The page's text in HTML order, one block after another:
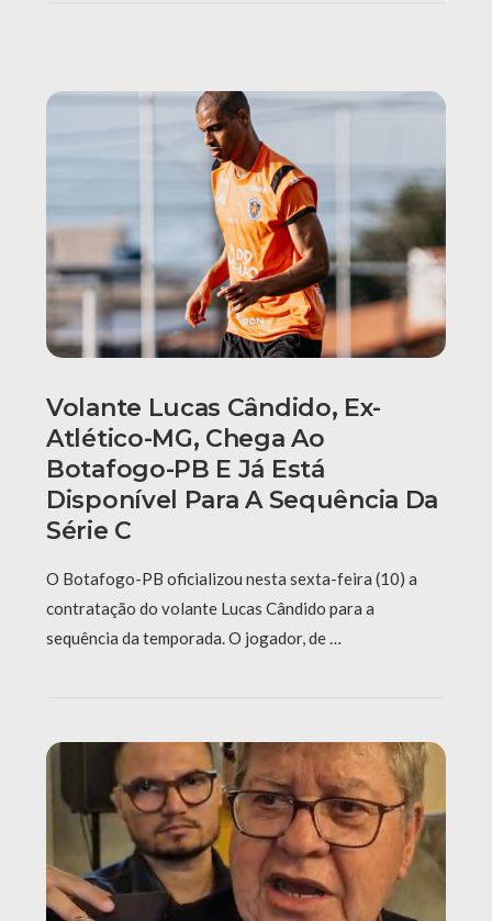
Volante Lucas Cândido, Ex-
Atlético-MG, Chega Ao
Botafogo-PB E Já Está
Disponível Para A Sequência Da
Série C
O Botafogo-PB oficializou nesta sexta-feira (10) a
contratação do volante Lucas Cândido para a
sequência da temporada. O jogador, de …